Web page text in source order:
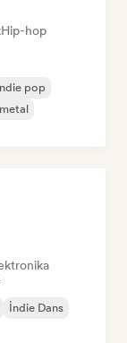
Hip-hop
pop
İndie Dans